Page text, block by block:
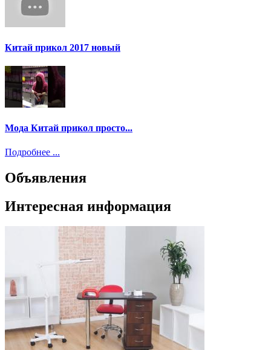
Китай прикол 2017 новый
Мода Китай прикол просто...
Подробнее ...
Объявления
Интересная информация